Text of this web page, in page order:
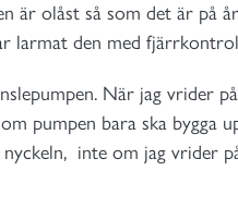
är olåst så som det är på
larmat den med
När jag vrider
pumpen bara ska bygga
inte om jag vrider